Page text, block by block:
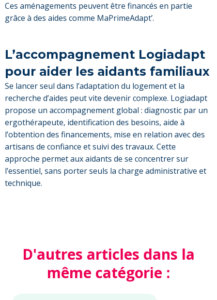
Ces aménagements peuvent être financés en partie
grâce à des aides comme MaPrimeAdapt’.
L’accompagnement Logiadapt
pour aider les aidants familiaux
Se lancer seul dans l’adaptation du logement et la
recherche d’aides peut vite devenir complexe. Logiadapt
propose un accompagnement global : diagnostic par un
ergothérapeute, identification des besoins, aide à
l’obtention des financements, mise en relation avec des
artisans de confiance et suivi des travaux. Cette
approche permet aux aidants de se concentrer sur
l’essentiel, sans porter seuls la charge administrative et
technique.
D'autres articles dans la
même catégorie :